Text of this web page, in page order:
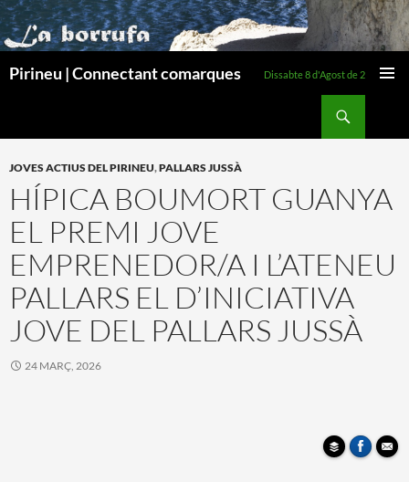
Pirineu | Connectant comarques Dissabte 8 d'Agost de 2026
CONTINGUT
JOVES ACTIUS DEL PIRINEU,PALLARS JUSSÀ
HÍPICA BOUMORT GUANYA
EL PREMI JOVE
EMPRENEDOR/A I L’ATENEU
PALLARS EL D’INICIATIVA
JOVE DEL PALLARS JUSSÀ
24 MARÇ, 2026